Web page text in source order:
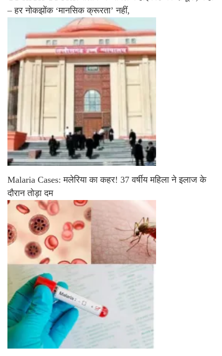
– हर नोकझोंक ‘मानसिक क्रूरता’ नहीं,
Malaria Cases: मलेरिया का कहर! 37 वर्षीय महिला ने इलाज के
दौरान तोड़ा दम